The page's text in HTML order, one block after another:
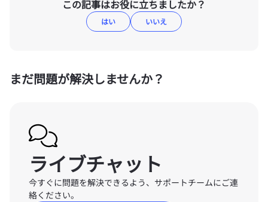
この記事はお役に立ちましたか？
はい いいえ
まだ問題が解決しませんか？
ライブチャット
今すぐに問題を解決できるよう、サポートチームにご連
絡ください。